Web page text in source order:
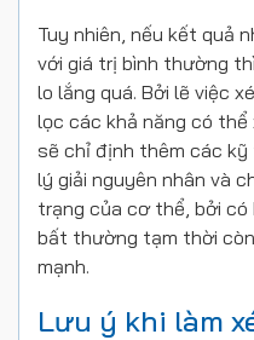
Tuy nhiên, nếu kết quả
với giá trị bình thường
lo lắng quá. Bởi lẽ việc
lọc các khả năng có
sẽ chỉ định thêm các
lý giải nguyên nhân và
trạng của cơ thể, bởi có
bất thường tạm thời
mạnh.
Lưu ý khi làm